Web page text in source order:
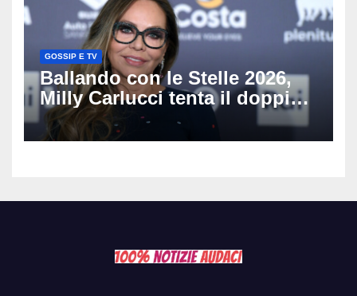
GOSSIP E TV
Ballando con le Stelle 2026,
Milly Carlucci tenta il doppio
colpo: tra i papabili Ornella
Muti e Monica Guerritore